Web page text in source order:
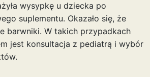
wysypkę u dziecka po
suplementu. Okazało się, że
barwniki. W takich przypadkach
jest konsultacja z pediatrą i wybór